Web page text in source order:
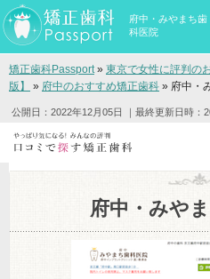
府中・みやまち歯
科医院
矯正歯科Passport» 東京で女性に評判の
版】
» 府中のおすすめ矯正歯科 » 府中・
公開日：2022年12月05日 ｜最終更新日時：
府中・みや